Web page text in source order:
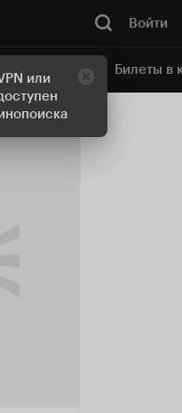
или
Войти
кинотеатр Билеты в